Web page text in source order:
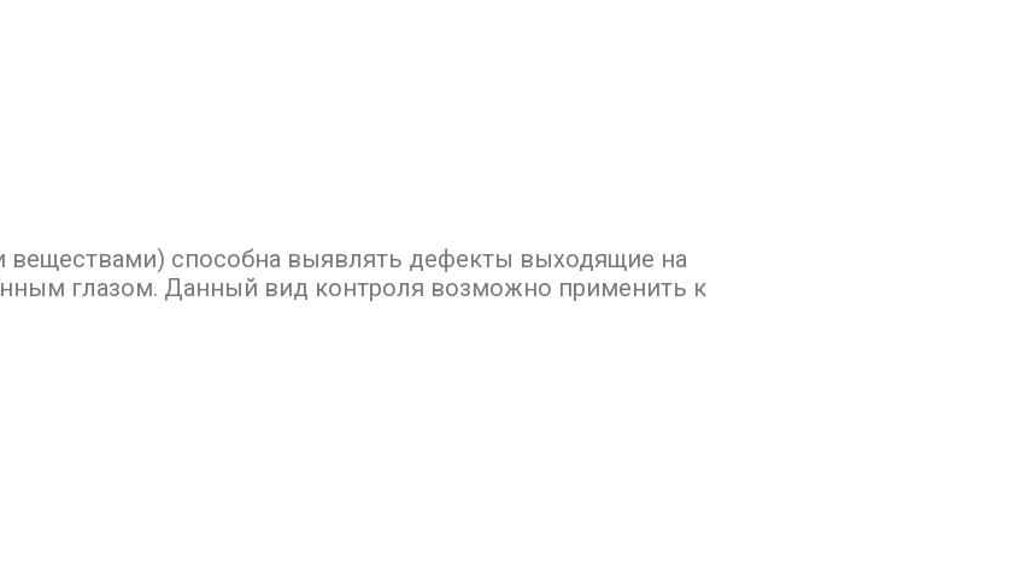
способна выявлять дефекты выходящие на
глазом. Данный вид контроля возможно применить к